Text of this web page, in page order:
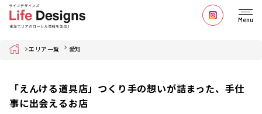
Menu
Home エリア一覧 愛知
「えんける道具店」つくり手の想いが詰まった、手仕
事に出会えるお店